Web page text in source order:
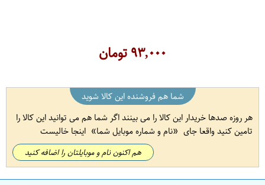
۹۳,۰۰۰تومان
شما هم فروشنده این کالا شوید
هر روزه صدها خریدار این کالا را می بینند اگر شما هم می توانید این کالا را
تامین کنید واقعا جای
نام و شماره موبایل شما اینجا خالیست
هم اکنون نام و موبایلتان را اضافه کنید